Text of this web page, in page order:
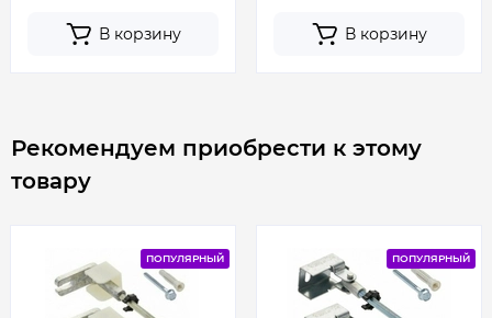
В корзину В корзину
Рекомендуем приобрести к этому
товару
ПОПУЛЯРНЫЙ ПОПУЛЯРНЫЙ